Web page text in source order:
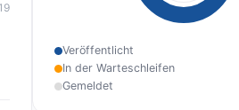
Veröffentlicht
In der Warteschleifen
Gemeldet